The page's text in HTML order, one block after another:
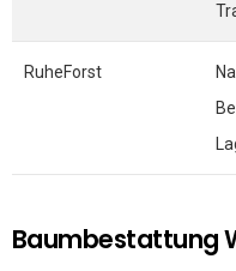
RuheForst
Baumbestattung